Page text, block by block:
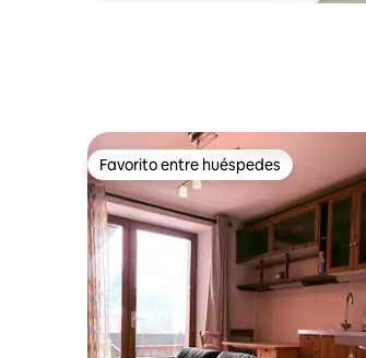
Favorito entre huéspedes
Favorito entre huéspedes